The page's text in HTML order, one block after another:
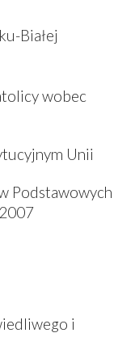
Białej
wobec
Unii
Podstawowych
i